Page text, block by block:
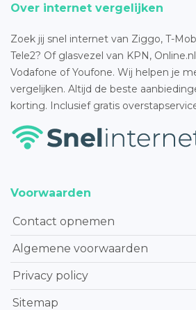
Over internet vergelijken
Zoek jij snel internet van Ziggo, T-
Tele2? Of glasvezel van KPN,
Vodafone of Youfone. Wij helpen je
vergelijken. Altijd de beste
korting. Inclusief gratis
Voorwaarden
Contact opnemen
Algemene voorwaarden
Privacy policy
Sitemap